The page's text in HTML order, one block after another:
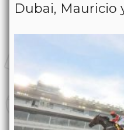
Dubai, Mauricio